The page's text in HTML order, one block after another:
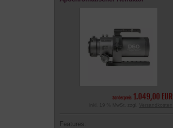
Sonderpreis 1.049,00 EUR
inkl. 19 % MwSt. zzgl.
Features: